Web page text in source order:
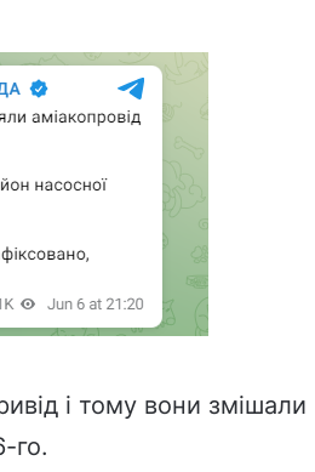
і тому вони змішали
го.